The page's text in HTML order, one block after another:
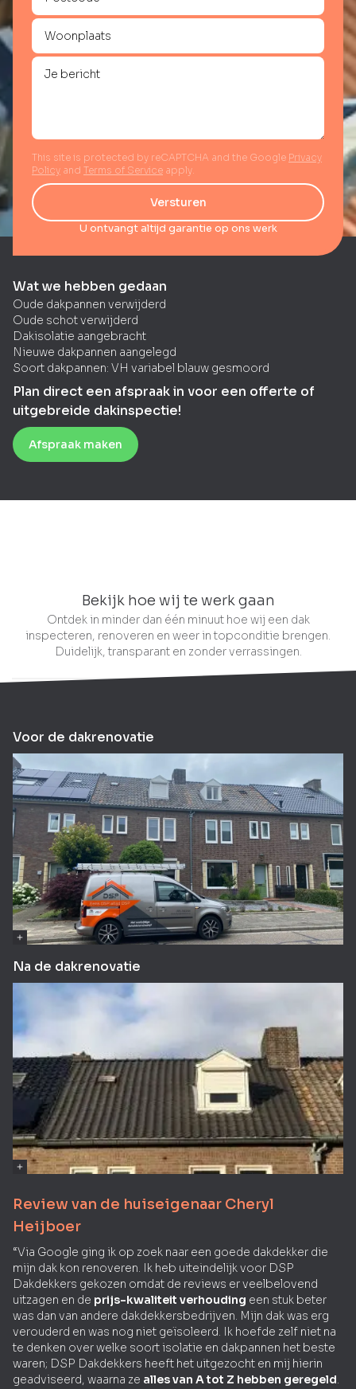
This site is protected by reCAPTCHA and the Google Privacy
Policy and Terms of Service apply.
Versturen
U ontvangt altijd garantie op ons werk
Wat we hebben gedaan
Oude dakpannen verwijderd
Oude schot verwijderd
Dakisolatie aangebracht
Nieuwe dakpannen aangelegd
Soort dakpannen: VH variabel blauw gesmoord
Plan direct een afspraak in voor een offerte of
uitgebreide dakinspectie!
Afspraak maken
Bekijk hoe wij te werk gaan
Ontdek in minder dan één minuut hoe wij een dak
inspecteren, renoveren en weer in topconditie brengen.
Duidelijk, transparant en zonder verrassingen.
Voor de dakrenovatie
Na de dakrenovatie
Review van de huiseigenaar Cheryl
Heijboer
“Via Google ging ik op zoek naar een goede dakdekker die
mijn dak kon renoveren. Ik heb uiteindelijk voor DSP
Dakdekkers gekozen omdat de reviews er veelbelovend
uitzagen en de prijs-kwaliteit verhouding een stuk beter
was dan van andere dakdekkersbedrijven. Mijn dak was erg
verouderd en was nog niet geïsoleerd. Ik hoefde zelf niet na
te denken over welke soort isolatie en dakpannen het beste
waren; DSP Dakdekkers heeft het uitgezocht en mij hierin
geadviseerd, waarna ze alles van A tot Z hebben geregeld.